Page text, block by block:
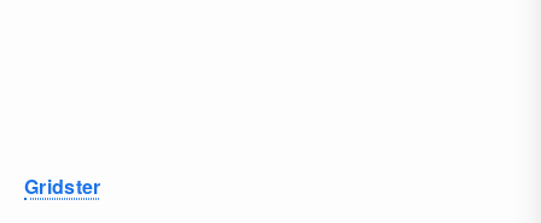
Gridster